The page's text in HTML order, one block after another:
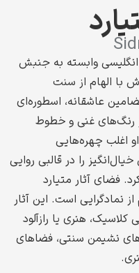
وابسته به جنبش
با الهام از سنت
عاشقانه، اسطوره‌ای
رنگ‌های غنی و خطوط
اغلب چهره‌هایی
را در قالبی روایی
فضای آثار متیارد
از نمادگرایی است. این آثار
هنری یا رازآلود
نشیمن سنتی، فضاهای